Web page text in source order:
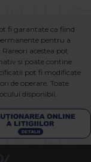
fi garantate ca fiind
pentru a
acestea pot
si poate contine
pot fi modificate
de operare. Toate
disponibil.